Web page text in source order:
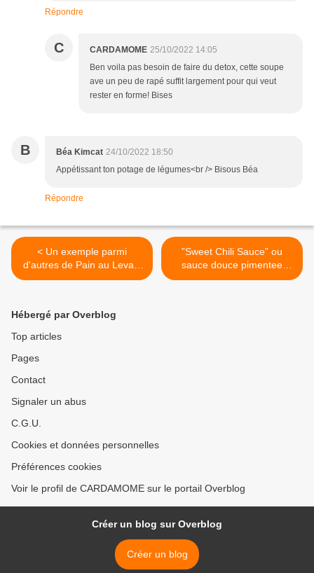
Répondre
C CARDAMOME 25/10/2022 14:05
Ben voila pas besoin de faire du detox, cette soupe
ave un peu de rapé suffit largement pour qui veut
rester en forme! Bises
B Béa Kimcat 24/10/2022 18:50
Appétissant ton potage de légumes<br /> Bisous Béa
Répondre
< Un exemple parmi
d'autres de Pain au Levain
naturel , cuisson
”Sweet Chili Sauce” ou
sauce douce pimentee
maison >
Hébergé par Overblog
Top articles
Pages
Contact
Signaler un abus
C.G.U.
Cookies et données personnelles
Préférences cookies
Voir le profil de CARDAMOME sur le portail Overblog
Créer un blog sur Overblog
Créer un blog